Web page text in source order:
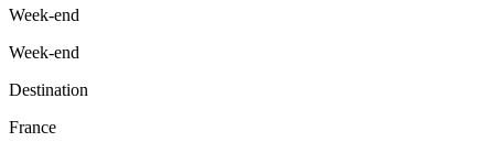
Week-end
Week-end
Destination
France